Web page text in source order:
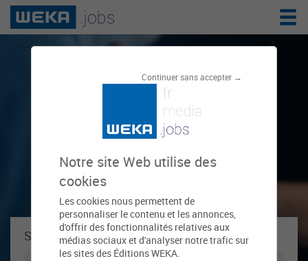
Continuer sans accepter →
Notre site Web utilise des
cookies
Les cookies nous permettent de
personnaliser le contenu et les annonces,
d'offrir des fonctionnalités relatives aux
médias sociaux et d'analyser notre trafic sur
les sites des Éditions WEKA.
Le réseau de
l'emploi public
Se connecter à weka.jobs !